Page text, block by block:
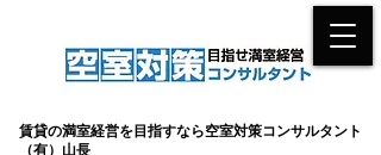
賃貸の満室経営を目指すなら空室対策コンサルタント
（有）山長